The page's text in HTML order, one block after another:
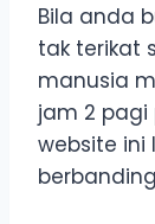
Bila anda
tak terikat
manusia
jam 2 pagi
website ini